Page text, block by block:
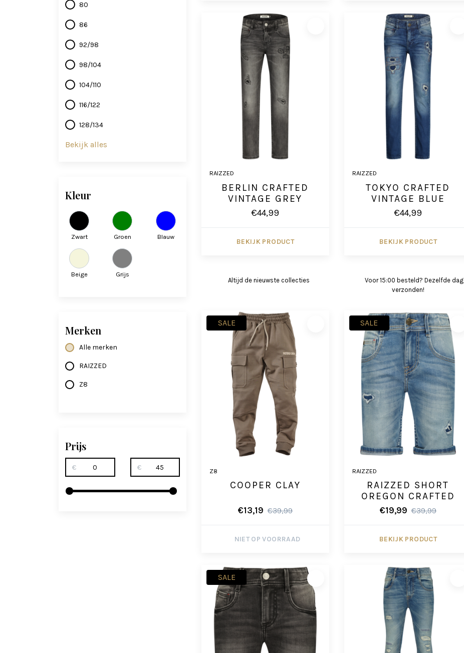
RAIZZED
BERLIN CRAFTED
VINTAGE GREY
€44,99
BEKIJK PRODUCT
RAIZZED
TOKYO CRAFTED
VINTAGE BLUE
€44,99
BEKIJK PRODUCT
Altijd de nieuwste collecties
Voor 15:00 besteld? Dezelfde dag
verzonden!
SALE
Z8
COOPER CLAY
€13,19 €39,99
NIET OP VOORRAAD
SALE
RAIZZED
RAIZZED SHORT
OREGON CRAFTED
€19,99 €39,99
BEKIJK PRODUCT
SALE
80
86
92/98
98/104
104/110
116/122
128/134
Bekijk alles
Kleur
Zwart Groen Blauw
Beige Grijs
Merken
Alle merken
RAIZZED
Z8
Prijs
€ €